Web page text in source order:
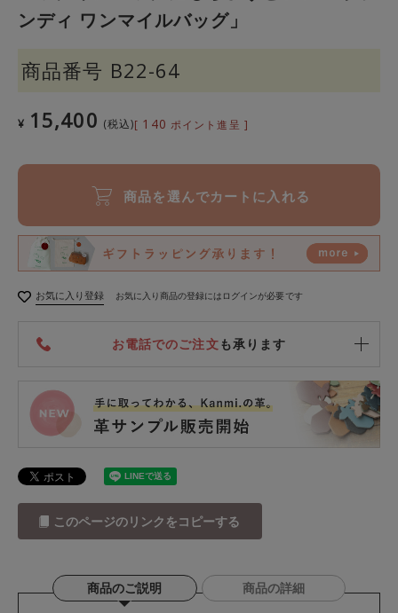
ンディ ワンマイルバッグ」
商品番号 B22-64
¥ 15,400 税込 [ 140 ポイント進呈 ]
商品を選んでカートに入れる
お気に入り登録 お気に入り商品の登録にはログインが必要です
お電話でのご注文も承ります
このページのリンクをコピーする
商品のご説明 商品の詳細